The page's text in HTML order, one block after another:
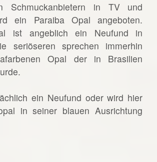
Schmuckanbietern in TV und
ein Paraiba Opal angeboten.
ist angeblich ein Neufund in
seriöseren sprechen immerhin
Opal der in Brasilien
ein Neufund oder wird hier
in seiner blauen Ausrichtung